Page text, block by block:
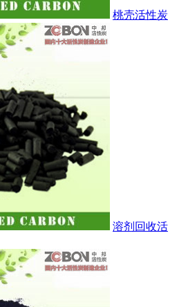
桃壳活性炭
溶剂回收活